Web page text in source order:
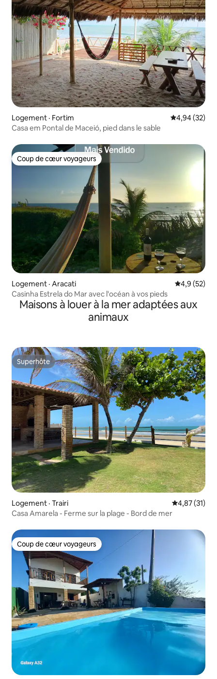
Logement · Fortim Note
4,94 (32)
Casa em Pontal de Maceió, pied dans le sable
Coup de cœur voyageurs
Coup de cœur voyageurs
Logement · Aracati Note
4,9 (52)
Casinha Estrela do Mar avec l'océan à vos pieds
Maisons à louer à la mer adaptées aux
animaux
Superhôte
Superhôte
Logement · Trairi Note
4,87 (31)
Casa Amarela - Ferme sur la plage - Bord de mer
Coup de cœur voyageurs
Coup de cœur voyageurs